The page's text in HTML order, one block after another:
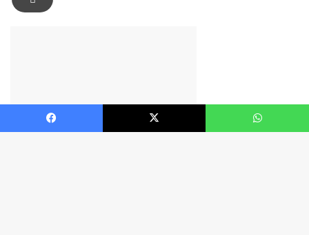
Facebook X WhatsApp